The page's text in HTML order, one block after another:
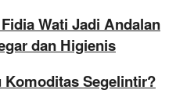
Wati Jadi Andalan
dan Higienis
Komoditas Segelintir?